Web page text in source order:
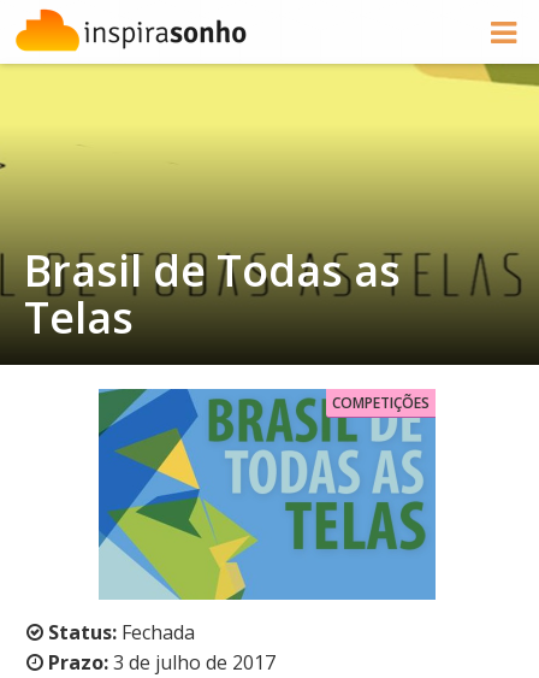
Brasil de Todas as
Telas
COMPETIÇÕES
Status: Fechada
Prazo:3 de julho de 2017